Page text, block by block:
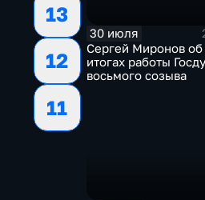
13
12
11
30 июля
Сергей Миронов об
итогах работы
восьмого созыва